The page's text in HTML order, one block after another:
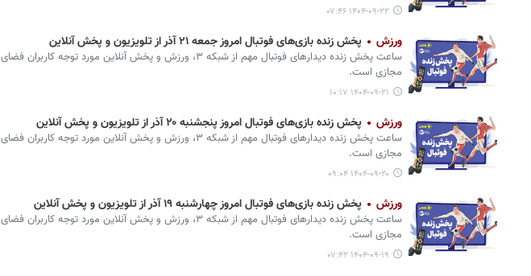
۱۴۰۴-۰۹-۲۲ ۰۷:۴۶
ورزش پخش زنده بازی‌های فوتبال امروز جمعه ۲۱ آذر از تلویزیون و پخش آنلاین
ساعت پخش زنده دیدارهای فوتبال مهم از شبکه ۳، ورزش و پخش آنلاین مورد توجه کاربران فضای
مجازی است.
۱۴۰۴-۰۹-۲۱ ۱۰:۱۷
ورزش پخش زنده بازی‌های فوتبال امروز پنجشنبه ۲۰ آذر از تلویزیون و پخش آنلاین
ساعت پخش زنده دیدارهای فوتبال مهم از شبکه ۳، ورزش و پخش آنلاین مورد توجه کاربران فضای
مجازی است.
۱۴۰۴-۰۹-۲۰ ۰۹:۰۴
ورزش پخش زنده بازی‌های فوتبال امروز چهارشنبه ۱۹ آذر از تلویزیون و پخش آنلاین
ساعت پخش زنده دیدارهای فوتبال مهم از شبکه ۳، ورزش و پخش آنلاین مورد توجه کاربران فضای
مجازی است.
۱۴۰۴-۰۹-۱۹ ۰۷:۴۲